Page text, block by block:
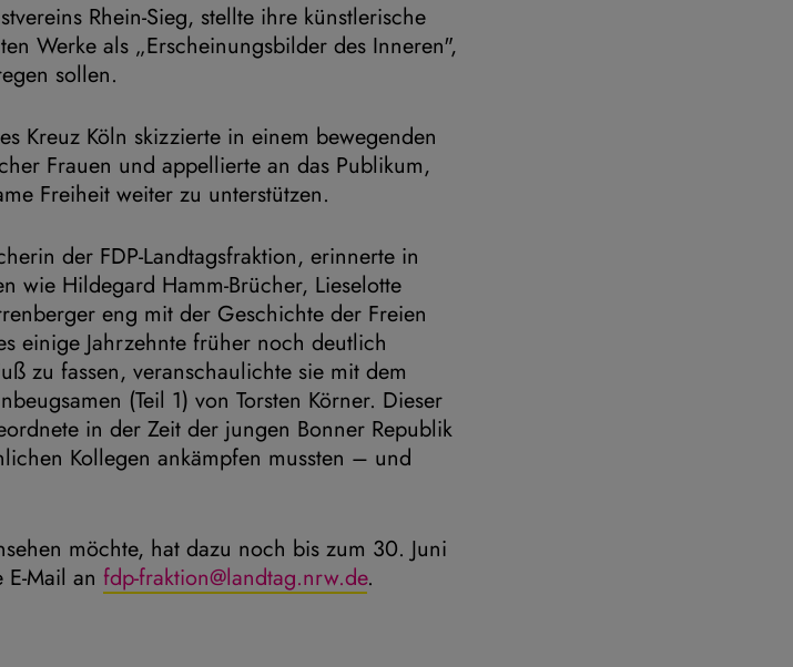
Rhein-Sieg, stellte ihre künstlerische
Werke als „Erscheinungsbilder des Inneren",
sollen.
Kreuz Köln skizzierte in einem bewegenden
Frauen und appellierte an das Publikum,
Freiheit weiter zu unterstützen.
der FDP-Landtagsfraktion, erinnerte in
wie Hildegard Hamm-Brücher, Lieselotte
eng mit der Geschichte der Freien
einige Jahrzehnte früher noch deutlich
zu fassen, veranschaulichte sie mit dem
(Teil 1) von Torsten Körner. Dieser
in der Zeit der jungen Bonner Republik
Kollegen ankämpfen mussten – und
möchte, hat dazu noch bis zum 30. Juni
Mail an fdp-fraktion@landtag.nrw.de.